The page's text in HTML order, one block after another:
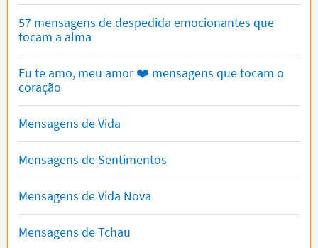
57 mensagens de despedida emocionantes que
tocam a alma
Eu te amo, meu amor ❤️ mensagens que tocam o
coração
Mensagens de Vida
Mensagens de Sentimentos
Mensagens de Vida Nova
Mensagens de Tchau